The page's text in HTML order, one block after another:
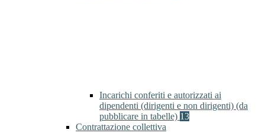
Incarichi conferiti e autorizzati ai
dipendenti (dirigenti e non dirigenti) (da
pubblicare in tabelle) 13
Contrattazione collettiva